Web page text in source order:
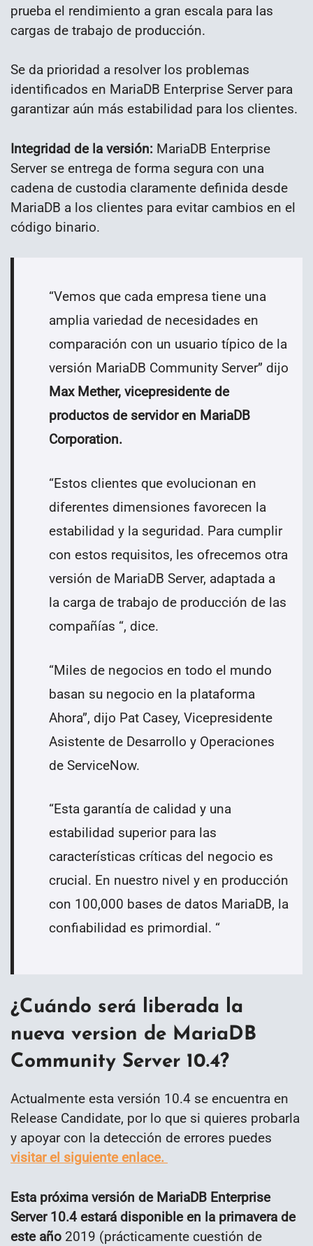
prueba el rendimiento a gran escala para las
cargas de trabajo de producción.
Se da prioridad a resolver los problemas
identificados en MariaDB Enterprise Server para
garantizar aún más estabilidad para los clientes.
Integridad de la versión: MariaDB Enterprise
Server se entrega de forma segura con una
cadena de custodia claramente definida desde
MariaDB a los clientes para evitar cambios en el
código binario.
“Vemos que cada empresa tiene una
amplia variedad de necesidades en
comparación con un usuario típico de la
versión MariaDB Community Server” dijo
Max Mether, vicepresidente de
productos de servidor en MariaDB
Corporation.
“Estos clientes que evolucionan en
diferentes dimensiones favorecen la
estabilidad y la seguridad. Para cumplir
con estos requisitos, les ofrecemos otra
versión de MariaDB Server, adaptada a
la carga de trabajo de producción de las
compañías “, dice.
“Miles de negocios en todo el mundo
basan su negocio en la plataforma
Ahora”, dijo Pat Casey, Vicepresidente
Asistente de Desarrollo y Operaciones
de ServiceNow.
“Esta garantía de calidad y una
estabilidad superior para las
características críticas del negocio es
crucial. En nuestro nivel y en producción
con 100,000 bases de datos MariaDB, la
confiabilidad es primordial. “
¿Cuándo será liberada la
nueva version de MariaDB
Community Server 10.4?
Actualmente esta versión 10.4 se encuentra en
Release Candidate, por lo que si quieres probarla
y apoyar con la detección de errores puedes
visitar el siguiente enlace.
Esta próxima versión de MariaDB Enterprise
Server 10.4 estará disponible en la primavera de
este año 2019 (prácticamente cuestión de